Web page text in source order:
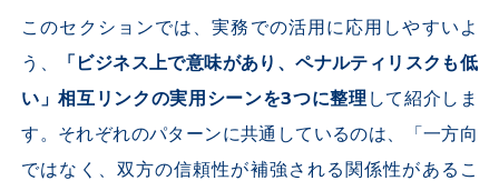
このセクションでは、実務での活用に応用しやすいよ
う、
「ビジネス上で意味があり、ペナルティリスクも低
い」相互リンクの実用シーンを3つに整理して紹介しま
す。それぞれのパターンに共通しているのは、「一方向
ではなく、双方の信頼性が補強される関係性があるこ